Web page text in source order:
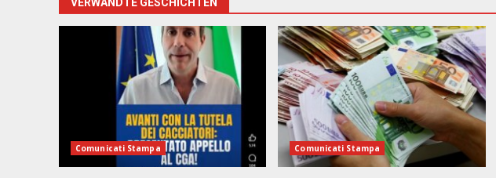
Comunicati Stampa Comunicati Stampa